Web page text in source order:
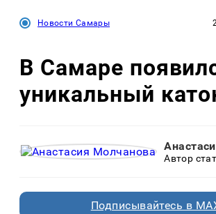
Новости Самары
В Самаре
уникальный
Автор
Подписывайтесь в